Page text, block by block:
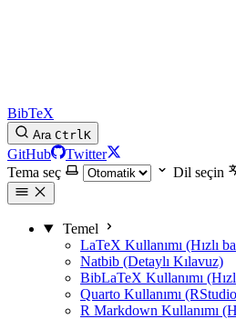
BibTeX
Ara CtrlK
GitHub
Twitter
Tema seç
Dil seçin
Temel
LaTeX Kullanımı (Hızlı
Natbib (Detaylı Kılavuz)
BibLaTeX Kullanımı
Quarto Kullanımı
R Markdown Kullanımı